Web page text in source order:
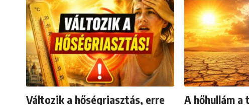
Változik a hőségriasztás, erre A hőhullám